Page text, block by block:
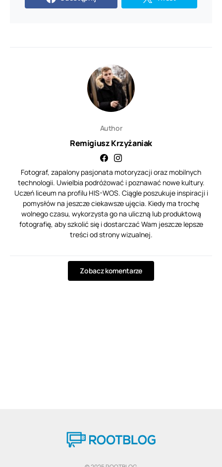
Author
Remigiusz Krzyżaniak
Fotograf, zapalony pasjonata motoryzacji oraz mobilnych
technologii. Uwielbia podróżować i poznawać nowe kultury.
Uczeń liceum na profilu HIS-WOS. Ciągle poszukuje inspiracji i
pomysłów na jeszcze ciekawsze ujęcia. Kiedy ma trochę
wolnego czasu, wykorzysta go na uliczną lub produktową
fotografię, aby szkolić się i dostarczać Wam jeszcze lepsze
treści od strony wizualnej.
Zobacz komentarze